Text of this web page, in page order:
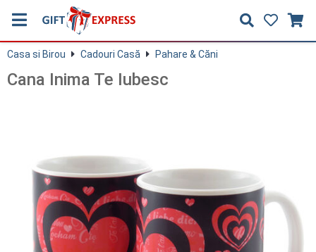
Casa si Birou Cadouri Casă Pahare & Căni
Cana Inima Te Iubesc